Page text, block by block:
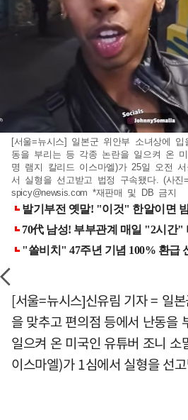
[서울=뉴시스] 일본군 위안부 소녀상에
동을 부리는 등 각종 논란을 일으켜 온
명 램지 칼리드 이스마엘)가 25일 오전 서
서 실형을 선고받고 법정 구속됐다. (사진
spicy@newsis.com *재판매 및 DB 금지
[서울=뉴시스]신유림 기자 = 일
을 맞추고 편의점 등에서 난동을
일으켜 온 미국인 유튜버 조니 소
이스마엘)가 1심에서 실형을 선